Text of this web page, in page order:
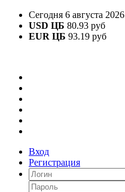
Сегодня 6 августа 2026
USD ЦБ 80.93 руб
EUR ЦБ 93.19 руб
Вход
Регистрация